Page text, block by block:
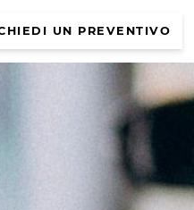
UN PREVENTIVO